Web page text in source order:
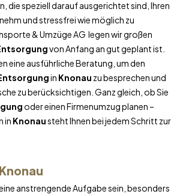
die speziell darauf ausgerichtet sind, Ihren
und stressfrei wie möglich zu
& Umzüge AG legen wir großen
von Anfang an gut geplant ist.
eine ausführliche Beratung, um den
in Knonau zu besprechen und
zu berücksichtigen. Ganz gleich, ob Sie
oder einen Firmenumzug planen –
in Knonausteht Ihnen bei jedem Schritt zur
Knonau
anstrengende Aufgabe sein, besonders